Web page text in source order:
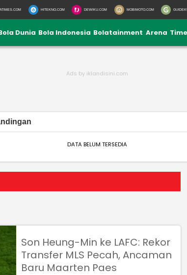
HITEKNO.COM DEWIKU.COM MOBIMOTO.COM
Dunia Bola Indonesia Bolatainment Arena
DATA BELUM TERSEDIA
Son Heung-Min ke LAFC: Rekor
Transfer MLS Pecah, Ancaman
Baru Maarten Paes